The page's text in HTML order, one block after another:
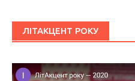
ЛІТАКЦЕНТ РОКУ